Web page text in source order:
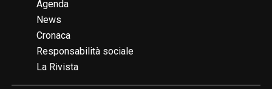
Agenda
News
Cronaca
Responsabilità sociale
La Rivista